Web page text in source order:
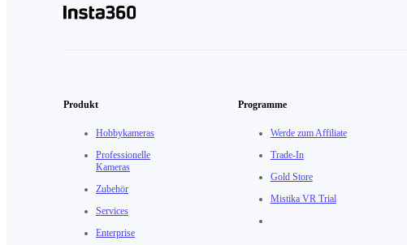
Produkt
Hobbykameras
Professionelle
Kameras
Zubehör
Services
Enterprise
Programme
Werde zum Affiliate
Trade-In
Gold Store
Mistika VR Trial